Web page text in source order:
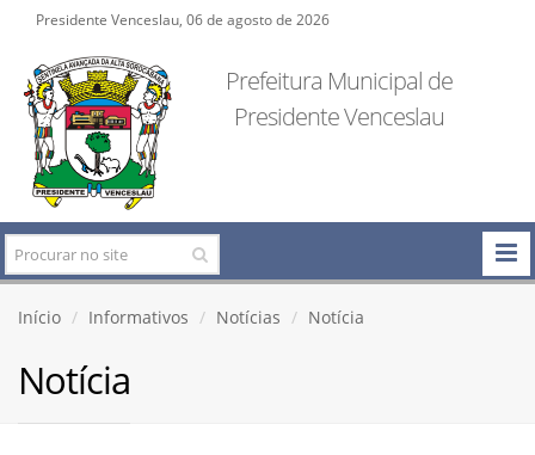
Presidente Venceslau, 06 de agosto de 2026
Prefeitura Municipal de
Presidente Venceslau
Início Informativos Notícias Notícia
Notícia